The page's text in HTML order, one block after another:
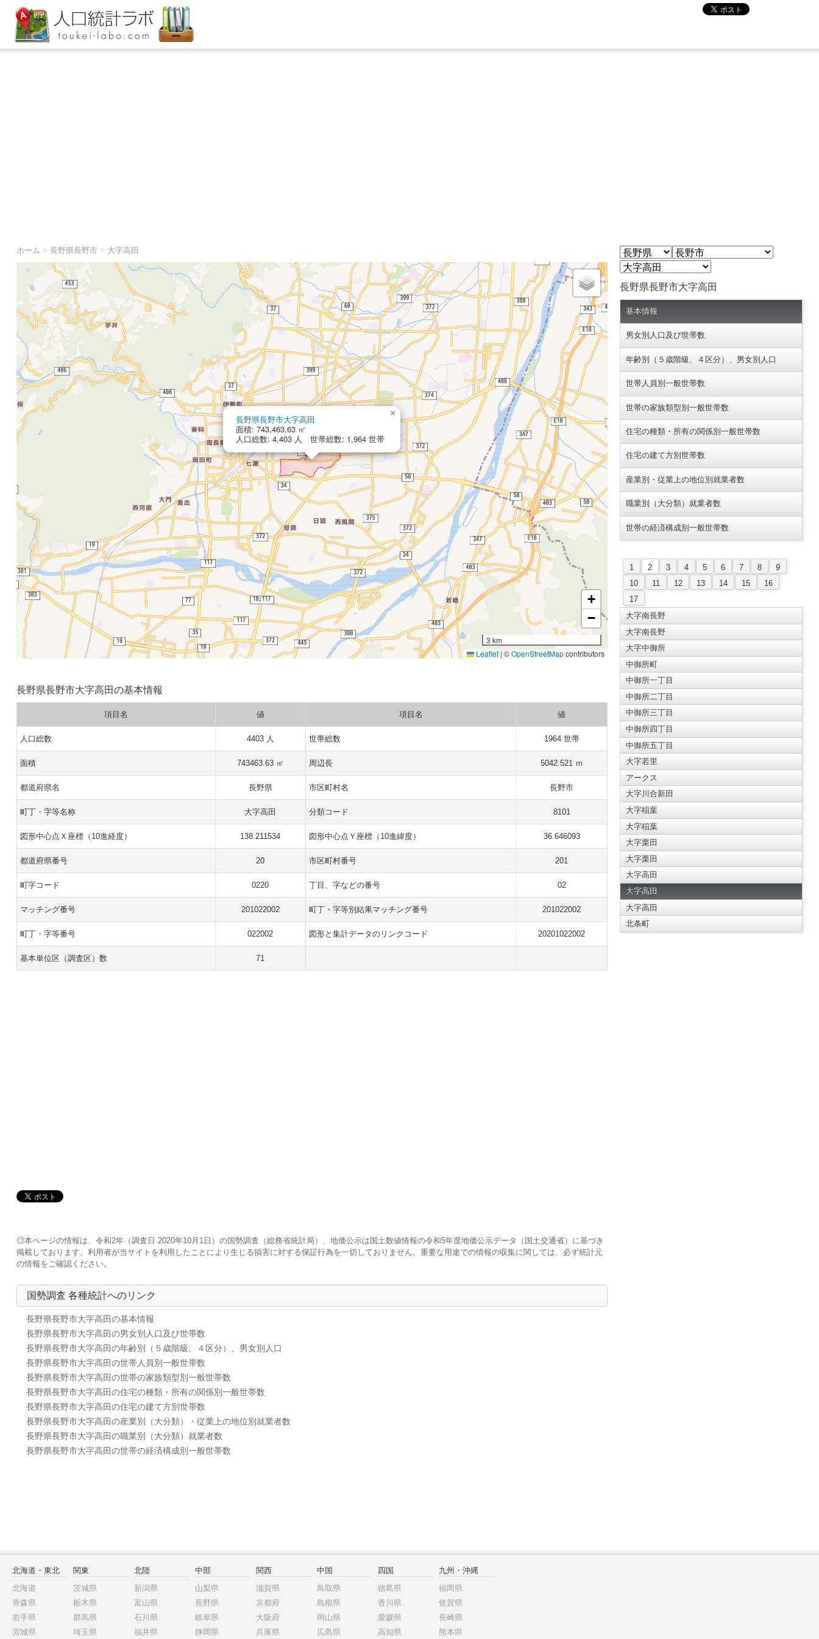
ホーム > 長野県長野市> 大字高田
長野県長野市大字高田
面積: 743,463.63 ㎡
人口総数: 4,403 人 世帯総数: 1,964 世帯
×
+
−
3 km
Leaflet | ©OpenStreetMapcontributors
長野県長野市大字高田の基本情報
項目名 値 項目名 値
人口総数 4403 人 世帯総数 1964 世帯
面積 743463.63 ㎡ 周辺長 5042.521 ｍ
都道府県名 長野県 市区町村名 長野市
町丁・字等名称 大字高田 分類コード 8101
図形中心点Ｘ座標（10進経度） 138.211534 図形中心点Ｙ座標（10進緯度） 36.646093
都道府県番号 20 市区町村番号 201
町字コード 0220 丁目、字などの番号 02
マッチング番号 201022002 町丁・字等別結果マッチング番号 201022002
町丁・字等番号 022002 図形と集計データのリンクコード 20201022002
基本単位区（調査区）数 71
◎本ページの情報は、令和2年（調査日 2020年10月1日）の国勢調査（総務省統計局）、地価公示は国土数値情報の令和5年度地価公示データ（国土交通省）に基づき
掲載しております。利用者が当サイトを利用したことにより生じる損害に対する保証行為を一切しておりません。重要な用途での情報の収集に関しては、必ず統計元
の情報をご確認ください。
国勢調査 各種統計へのリンク
長野県長野市大字高田の基本情報
長野県長野市大字高田の男女別人口及び世帯数
長野県長野市大字高田の年齢別（５歳階級、４区分）、男女別人口
長野県長野市大字高田の世帯人員別一般世帯数
長野県長野市大字高田の世帯の家族類型別一般世帯数
長野県長野市大字高田の住宅の種類・所有の関係別一般世帯数
長野県長野市大字高田の住宅の建て方別世帯数
長野県長野市大字高田の産業別（大分類）・従業上の地位別就業者数
長野県長野市大字高田の職業別（大分類）就業者数
長野県長野市大字高田の世帯の経済構成別一般世帯数
長野県長野市大字高田
基本情報
男女別人口及び世帯数
年齢別（５歳階級、４区分）、男女別人口
世帯人員別一般世帯数
世帯の家族類型別一般世帯数
住宅の種類・所有の関係別一般世帯数
住宅の建て方別世帯数
産業別・従業上の地位別就業者数
職業別（大分類）就業者数
世帯の経済構成別一般世帯数
1 2 3 4 5 6 7 8
9
10
11 12 13 14 15
16
17
大字南長野
大字南長野
大字中御所
中御所町
中御所一丁目
中御所二丁目
中御所三丁目
中御所四丁目
中御所五丁目
大字若里
アークス
大字川合新田
大字稲葉
大字稲葉
大字栗田
大字栗田
大字高田
大字高田
大字高田
北条町
北海道・東北
北海道
青森県
岩手県
宮城県
関東
茨城県
栃木県
群馬県
埼玉県
北陸
新潟県
富山県
石川県
福井県
中部
山梨県
長野県
岐阜県
静岡県
関西
滋賀県
京都府
大阪府
兵庫県
中国
鳥取県
島根県
岡山県
広島県
四国
徳島県
香川県
愛媛県
高知県
九州・沖縄
福岡県
佐賀県
長崎県
熊本県